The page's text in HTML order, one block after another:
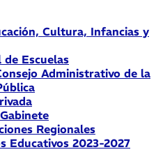
Cultura, Infancias y
de Escuelas
Administrativo de la
Regionales
Educativos 2023-2027